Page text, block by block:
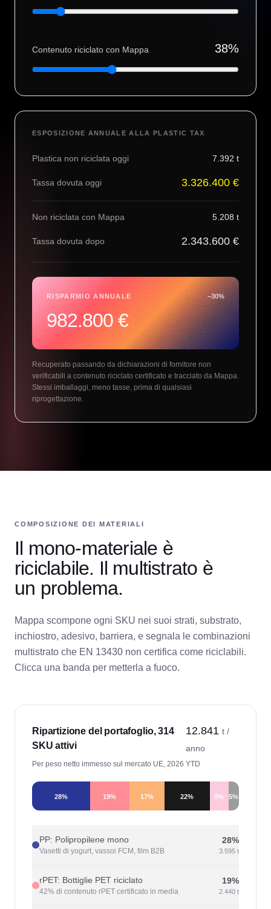
Contenuto riciclato con Mappa 38%
ESPOSIZIONE ANNUALE ALLA PLASTIC TAX
Plastica non riciclata oggi 7.392 t
Tassa dovuta oggi 3.326.400 €
Non riciclata con Mappa 5.208 t
Tassa dovuta dopo 2.343.600 €
RISPARMIO ANNUALE −30%
982.800 €
Recuperato passando da dichiarazioni di fornitore non
verificabili a contenuto riciclato certificato e tracciato da Mappa.
Stessi imballaggi, meno tasse, prima di qualsiasi
riprogettazione.
COMPOSIZIONE DEI MATERIALI
Il mono-materiale è
riciclabile. Il multistrato è
un problema.
Mappa scompone ogni SKU nei suoi strati, substrato,
inchiostro, adesivo, barriera, e segnala le combinazioni
multistrato che EN 13430 non certifica come riciclabili.
Clicca una banda per metterla a fuoco.
Ripartizione del portafoglio, 314
SKU attivi
12.841 t /
anno
Per peso netto immesso sul mercato UE, 2026 YTD
28% 19% 17% 22% 9% 5%
PP: Polipropilene mono
Vasetti di yogurt, vassoi FCM, film B2B
28%
3.595 t
rPET: Bottiglie PET riciclato
42% di contenuto rPET certificato in media
19%
2.440 t